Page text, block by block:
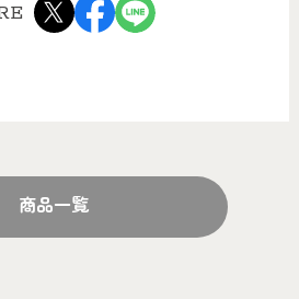
商品一覧